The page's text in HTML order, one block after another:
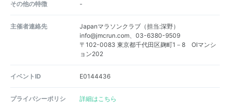
その他の特徴 -
主催者連絡先
Japanマラソンクラブ（担当:深野）
info@jmcrun.com、03-6380-9509
〒102-0083 東京都千代田区麹町1－8 OIマンシ
ョン202
イベントID E0144436
プライバシーポリシ
詳細はこちら